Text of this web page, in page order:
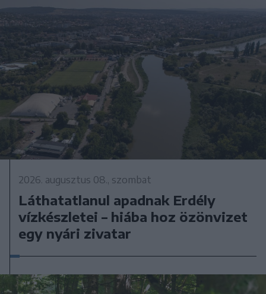
2026. augusztus 08., szombat
Láthatatlanul apadnak Erdély
vízkészletei – hiába hoz özönvizet
egy nyári zivatar